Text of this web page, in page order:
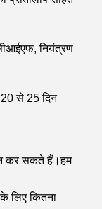
नियंत्रण
से 25 दिन
कर सकते हैं।हम
लिए कितना